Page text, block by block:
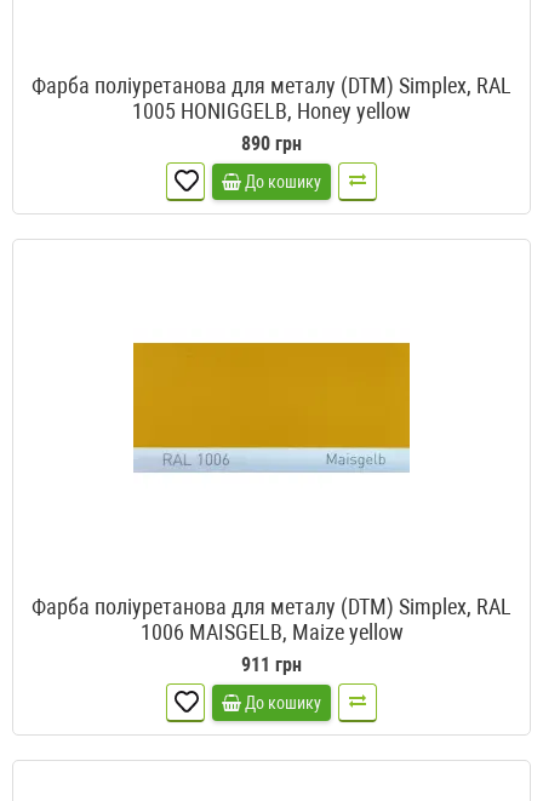
Фарба поліуретанова для металу (DTM) Simplex, RAL
1005 HONIGGELB, Honey yellow
890 грн
До кошику
Фарба поліуретанова для металу (DTM) Simplex, RAL
1006 MAISGELB, Maize yellow
911 грн
До кошику